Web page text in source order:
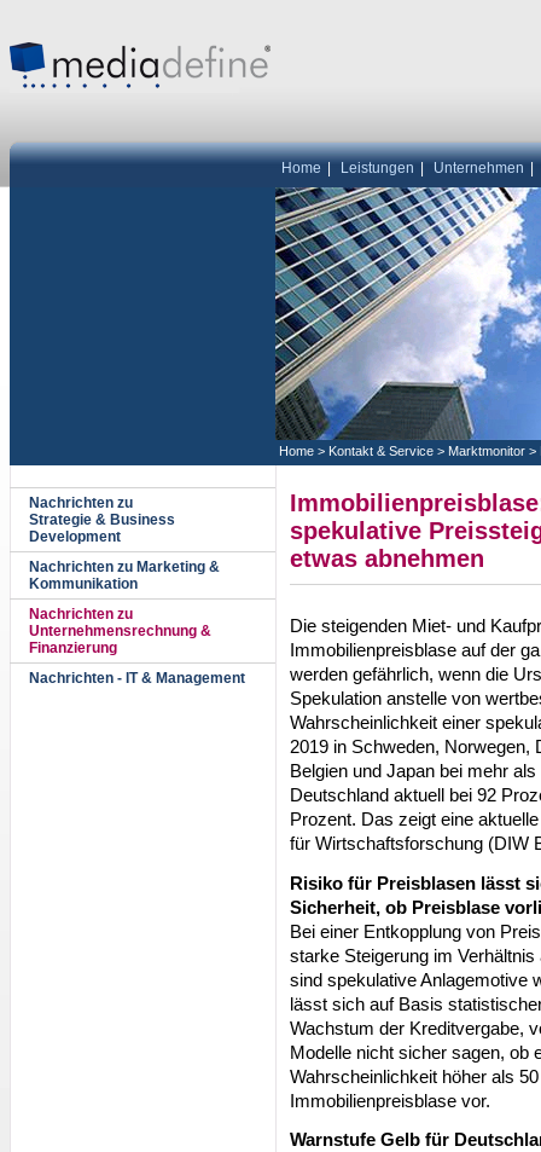
Home Leistungen Unternehmen
Home > Kontakt & Service > Marktmonitor >
Nachrichten zu
Strategie & Business
Development
Nachrichten zu Marketing &
Kommunikation
Nachrichten zu
Unternehmensrechnung &
Finanzierung
Nachrichten - IT & Management
spekulative
etwas abnehmen
Die steigenden Miet- und
Immobilienpreisblase auf der
werden gefährlich, wenn die
Spekulation anstelle von
Wahrscheinlichkeit einer
2019 in Schweden,
Belgien und Japan bei mehr
Deutschland aktuell bei 92
Prozent. Das zeigt eine
für Wirtschaftsforschung (DIW
Risiko für Preisblasen lässt
Sicherheit, ob Preisblase
Bei einer Entkopplung von
starke Steigerung im
sind spekulative Anlagemotive
lässt sich auf Basis
Wachstum der Kreditvergabe,
Modelle nicht sicher sagen, ob
Wahrscheinlichkeit höher als
Immobilienpreisblase vor.
Warnstufe Gelb für